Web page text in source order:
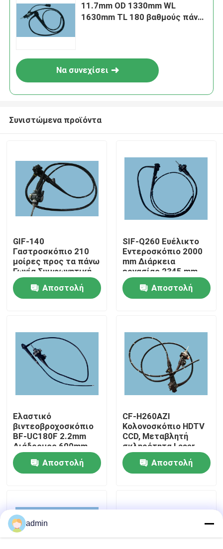
Σπίτι
Προϊόντα
Σχετικά με εμάς
Επισκέψεις στο εργοστάσιο
Έλεγχος ποιότητας
Επικοινωνήστε μαζί μας
Ιατρικό ενδοσκόπιο
11.7mm OD 1330mm WL
1630mm TL 180 βαθμούς πάνω
Να συνεχίσει
Συνιστώμενα προϊόντα
GIF-140
Γαστροσκόπιο 210
μοίρες προς τα πάνω
Γωνία Συμφωνητική
με CV-100 CV-140
CV-160 CV-180
Αποστολή
SIF-Q260 Ευέλικτο
Εντεροσκόπιο 2000
mm Διάρκεια
εργασίας 2345 mm
Συνολικό μήκος
Αποστολή
Ελαστικό
βιντεοβροχοσκόπιο
BF-UC180F 2.2mm
Διάδρομος 600mm
Διάρκεια εργασίας
Αποστολή
CF-H260AZI
Κολονοσκόπιο HDTV
CCD, Μεταβλητή
σκληρότητα Laser
υψηλής συχνότητας
συμβατόΑποστολή
admin